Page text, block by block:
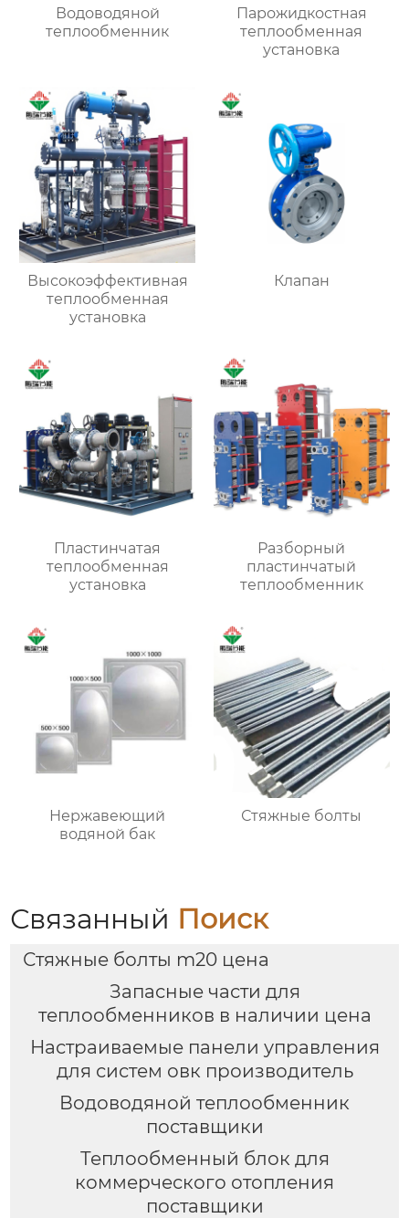
Водоводяной
теплообменник
Парожидкостная
теплообменная
установка
Высокоэффективная
теплообменная
установка
Клапан
Пластинчатая
теплообменная
установка
Разборный
пластинчатый
теплообменник
Нержавеющий
водяной бак
Стяжные болты
Связанный Поиск
Стяжные болты m20 цена
Запасные части для
теплообменников в наличии цена
Настраиваемые панели управления
для систем овк производитель
Водоводяной теплообменник
поставщики
Теплообменный блок для
коммерческого отопления
поставщики